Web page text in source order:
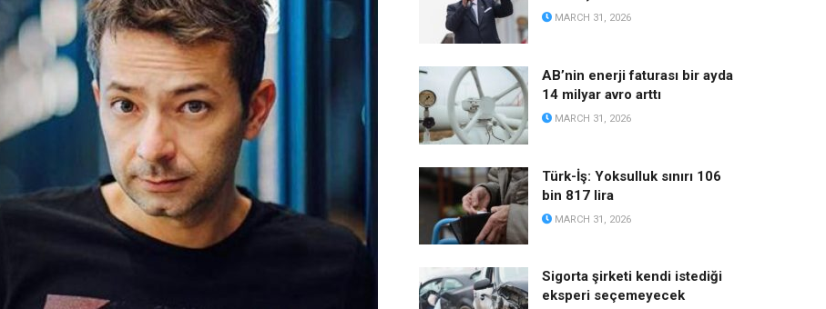
MARCH 31, 2026
AB’nin enerji faturası bir ayda
14 milyar avro arttı
MARCH 31, 2026
Türk-İş: Yoksulluk sınırı 106
bin 817 lira
MARCH 31, 2026
Sigorta şirketi kendi istediği
eksperi seçemeyecek